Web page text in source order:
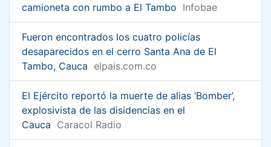
camioneta con rumbo a El Tambo Infobae
Fueron encontrados los cuatro policías
desaparecidos en el cerro Santa Ana de El
Tambo, Cauca elpais.com.co
El Ejército reportó la muerte de alias ‘Bomber’,
explosivista de las disidencias en el
Cauca Caracol Radio